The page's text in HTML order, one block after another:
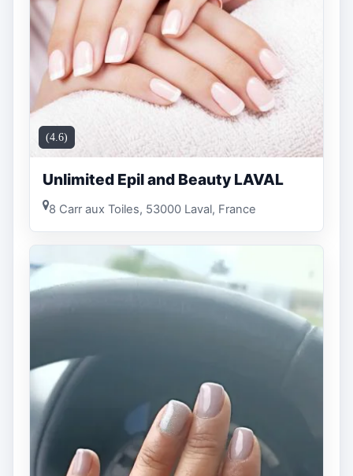
(4.6)
Unlimited Epil and Beauty LAVAL
8 Carr aux Toiles, 53000 Laval, France